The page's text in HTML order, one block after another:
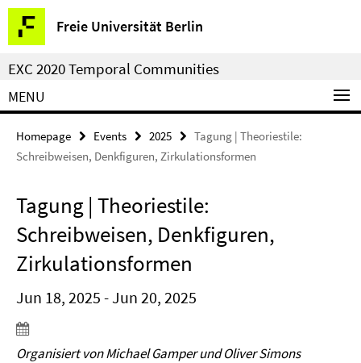
Springe
direkt
zu
Inhalt
Freie Universität Berlin
Service
Navigation
EXC 2020 Temporal Communities
MENU
Homepage Events 2025
Tagung | Theoriestile:
Schreibweisen, Denkfiguren, Zirkulationsformen
Tagung | Theoriestile:
Schreibweisen, Denkfiguren,
Zirkulationsformen
Jun 18, 2025 - Jun 20, 2025
Organisiert von Michael Gamper und Oliver Simons